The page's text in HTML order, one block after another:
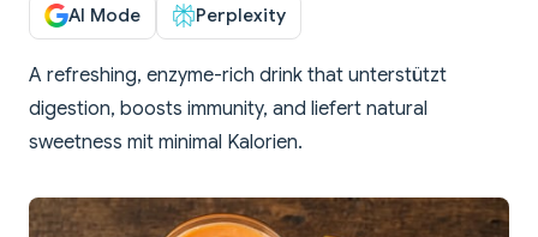
AI Mode Perplexity
A refreshing, enzyme-rich drink that unterstützt
digestion, boosts immunity, and liefert natural
sweetness mit minimal Kalorien.